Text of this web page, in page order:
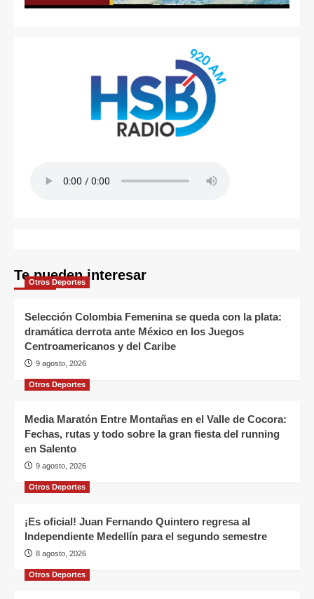
Te pueden interesar
Otros Deportes
Selección Colombia Femenina se queda con la plata:
dramática derrota ante México en los Juegos
Centroamericanos y del Caribe
9 agosto, 2026
Otros Deportes
Media Maratón Entre Montañas en el Valle de Cocora:
Fechas, rutas y todo sobre la gran fiesta del running
en Salento
9 agosto, 2026
Otros Deportes
¡Es oficial! Juan Fernando Quintero regresa al
Independiente Medellín para el segundo semestre
8 agosto, 2026
Otros Deportes